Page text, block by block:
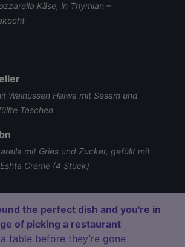
Käse, in Thymian –
Walnüssen Halwa mit Sesam und
Taschen
mit Gries und Zucker, gefüllt mit
Creme (4 Stück)
the perfect dish and you're in
of picking a restaurant
table before they’re gone